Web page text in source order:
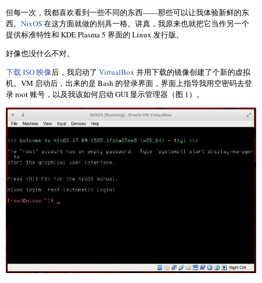
但每一次，我都喜欢看到一些不同的东西——那些可以让我体验新鲜的东
西。 NixOS在这方面就做的别具一格。讲真，我原来也就把它当作另一个
提供标准特性和 KDE Plasma 5 界面的 Linux 发行版。
好像也没什么不对。
下载 ISO 映像后，我启动了 VirtualBox 并用下载的镜像创建了个新的虚拟
机。VM 启动后，出来的是 Bash 的登录界面，界面上指导我用空密码去登
录 root 账号，以及我该如何启动 GUI 显示管理器（图 1）。